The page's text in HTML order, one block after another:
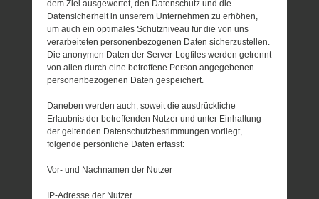
dem Ziel ausgewertet, den Datenschutz und die
Datensicherheit in unserem Unternehmen zu erhöhen,
um auch ein optimales Schutzniveau für die von uns
verarbeiteten personenbezogenen Daten sicherzustellen.
Die anonymen Daten der Server-Logfiles werden getrennt
von allen durch eine betroffene Person angegebenen
personenbezogenen Daten gespeichert.
Daneben werden auch, soweit die ausdrückliche
Erlaubnis der betreffenden Nutzer und unter Einhaltung
der geltenden Datenschutzbestimmungen vorliegt,
folgende persönliche Daten erfasst:
Vor- und Nachnamen der Nutzer
IP-Adresse der Nutzer